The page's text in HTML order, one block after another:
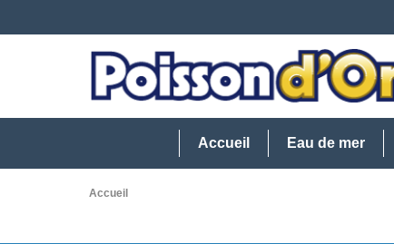
Accueil Eau de mer
Accueil